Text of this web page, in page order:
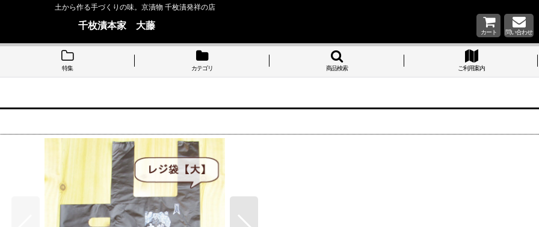
土から作る手づくりの味。京漬物 千枚漬発祥の店
千枚漬本家 大藤
カート 問い合わせ
特集 カテゴリ 商品検索 ご利用案内